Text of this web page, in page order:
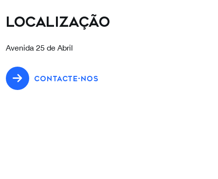
Localização
Avenida 25 de Abril
CONTACTE-NOS